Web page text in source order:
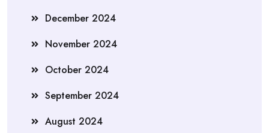
December 2024
November 2024
October 2024
September 2024
August 2024